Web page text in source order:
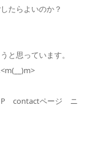
たらよいのか？
と思っています。
contactページ ニ